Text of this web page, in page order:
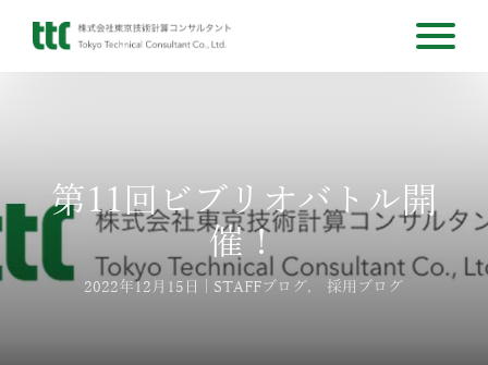
第11回ビブリオバトル開
催！
2022年12月15日 STAFFブログ, 採用ブログ